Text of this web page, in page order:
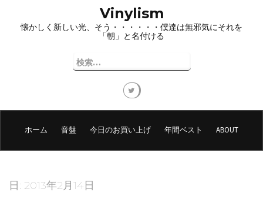
プ
Vinylism
懐かしく新しい光、そう・・・・・・僕達は無邪気にそれを
「朝」と名付ける
検
索:
ホーム 音盤 今日のお買い上げ 年間ベスト ABOUT
日: 2013年2月14日